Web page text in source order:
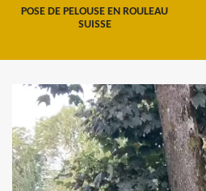
POSE DE PELOUSE EN ROULEAU
SUISSE